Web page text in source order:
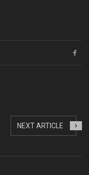
NEXT ARTICLE